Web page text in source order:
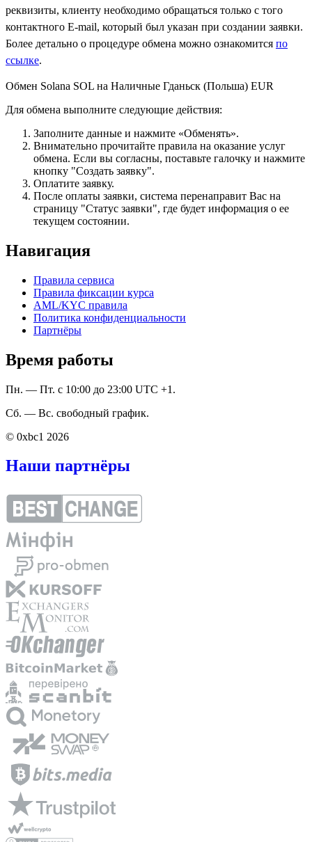
реквизиты, клиенту необходимо обращаться только с того
контактного Е-mail, который был указан при создании заявки.
Более детально о процедуре обмена можно ознакомится по
ссылке.
Обмен Solana SOL на Наличные Гданьск (Польша) EUR
Для обмена выполните следующие действия:
Заполните данные и нажмите «Обменять».
Внимательно прочитайте правила на оказание услуг
обмена. Если вы согласны, поставьте галочку и нажмите
кнопку "Создать заявку".
Оплатите заявку.
После оплаты заявки, система перенаправит Вас на
страницу "Статус заявки", где будет информация о ее
текущем состоянии.
Навигация
Правила сервиса
Правила фиксации курса
AML/KYC правила
Политика конфиденциальности
Партнёры
Время работы
Пн. — Пт. с 10:00 до 23:00 UTC +1.
Сб. — Вс. свободный график.
© 0xbc1 2026
Наши партнёры